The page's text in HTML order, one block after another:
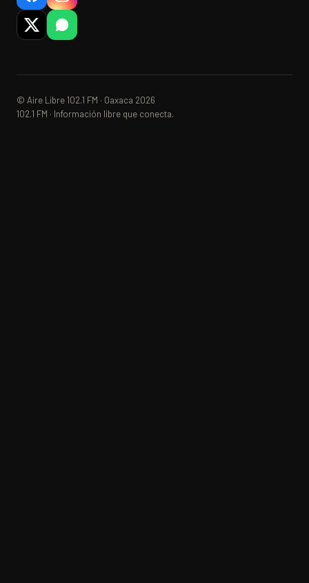
© Aire Libre 102.1 FM · Oaxaca 2026
102.1 FM · Información libre que conecta.